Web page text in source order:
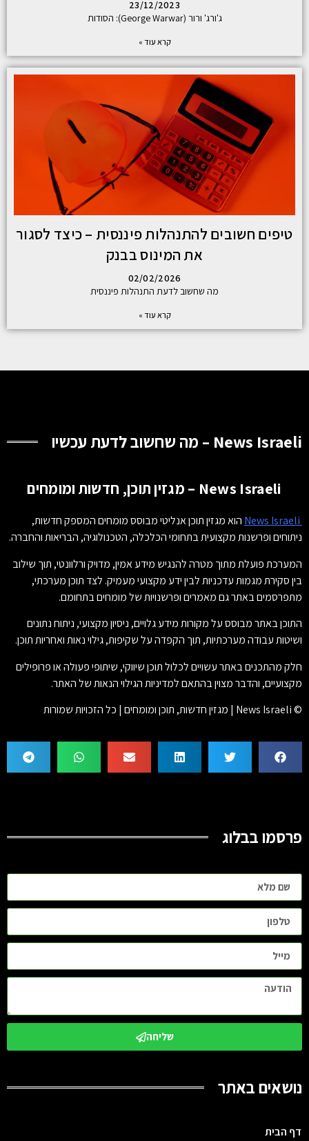
23/12/2023
ג'ורג' ורור (George Warwar): הסודות
קרא עוד »
טיפים חשובים להתנהלות פיננסית – כיצד לסגור
את המינוס בבנק
02/02/2026
מה שחשוב לדעת התנהלות פיננסית
קרא עוד »
News Israeli – מה שחשוב לדעת עכשיו
News Israeli – מגזין תוכן, חדשות ומומחים
הוא מגזין תוכן אנליטי מבוסס מומחים המספק חדשות,
ניתוחים ופרשנות מקצועית בתחומי הכלכלה, הטכנולוגיה, הבריאות והחברה.
המערכת פועלת מתוך מטרה להנגיש מידע אמין, מדויק ורלוונטי, תוך שילוב
בין סקירת מגמות עדכניות לבין ידע מקצועי מעמיק. לצד תוכן מערכתי,
מתפרסמים באתר גם מאמרים ופרשנויות של מומחים בתחומם.
התוכן באתר מבוסס על מקורות מידע גלויים, ניסיון מקצועי, ניתוח נתונים
ושיטות עבודה מערכתיות, תוך הקפדה על שקיפות, גילוי נאות ואחריות תוכן.
חלק מהתכנים באתר עשויים לכלול תוכן שיווקי, שיתופי פעולה או פרופילים
מקצועיים, והדבר מצוין בהתאם למדיניות הגילוי הנאות של האתר.
© News Israeli | מגזין חדשות, תוכן ומומחים | כל הזכויות שמורות
פרסמו בבלוג
שליחה
נושאים באתר
דף הבית